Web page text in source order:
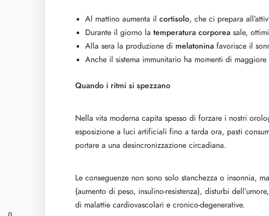
Al mattino aumenta il cortisolo, che ci prepara
Durante il giorno la temperatura corporea sale,
Alla sera la produzione di melatonina favorisce il
Anche il sistema immunitario ha momenti di
Quando i ritmi si spezzano
Nella vita moderna capita spesso di forzare i nostri
esposizione a luci artificiali fino a tarda ora, pasti
portare a una desincronizzazione circadiana.
Le conseguenze non sono solo stanchezza o insonnia,
(aumento di peso, insulino-resistenza), disturbi
di malattie cardiovascolari e cronico-degenerative.